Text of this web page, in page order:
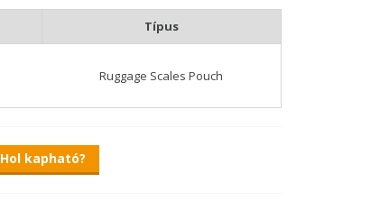
Típus
Ruggage Scales Pouch
Hol kapható?